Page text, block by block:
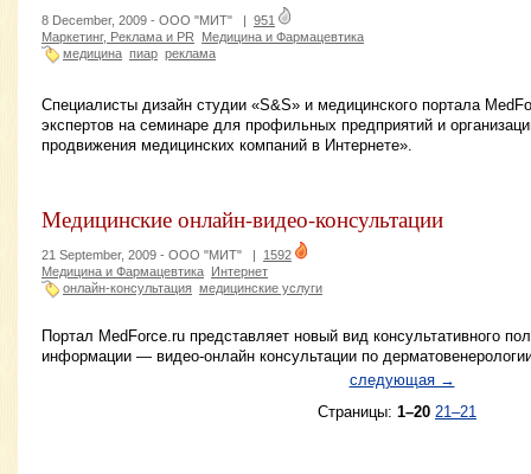
8 December, 2009 - ООО "МИТ" | 951
Маркетинг, Реклама и PR
Медицина и Фармацевтика
медицина пиар реклама
Специалисты дизайн студии «S&S» и медицинского портала
экспертов на семинаре для профильных предприятий и
продвижения медицинских компаний в Интернете».
Медицинские онлайн-видео-консультации
21 September, 2009 - ООО "МИТ" | 1592
Медицина и Фармацевтика Интернет
онлайн-консультация медицинские услуги
Портал MedForce.ru представляет новый вид консультативного
информации — видео-онлайн консультации по
следующая →
Страницы: 1–20 21–21